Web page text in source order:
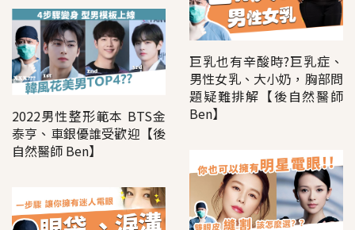
巨乳也有辛酸時?巨乳症、
男性女乳、大小奶，胸部問
題疑難排解【後自然醫師
Ben】
2022男性整形範本 BTS金
泰亨、車銀優誰受歡迎【後
自然醫師 Ben】